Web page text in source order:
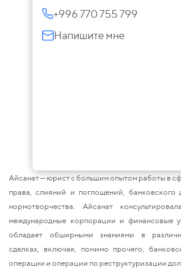
+996 770 755 799
Напишите мне
Айсанат — юрист с большим опытом работы в
права, слияний и поглощений, банковского
нормотворчества. Айсанат
международные корпорации и финансовые
обладает обширными знаниями в
сделках, включая, помимо прочего,
операции и операции по реструктуризации